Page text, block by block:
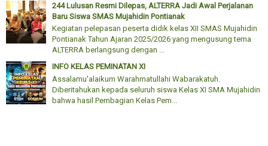
244 Lulusan Resmi Dilepas, ALTERRA Jadi Awal Perjalanan
Baru Siswa SMAS Mujahidin Pontianak
Kegiatan pelepasan peserta didik kelas XII SMAS Mujahidin
Pontianak Tahun Ajaran 2025/2026 yang mengusung tema
ALTERRA berlangsung dengan ...
INFO KELAS PEMINATAN XI
Assalamu'alaikum Warahmatullahi Wabarakatuh.
Diberitahukan kepada seluruh siswa Kelas XI SMA Mujahidin
bahwa hasil Pembagian Kelas Pem...